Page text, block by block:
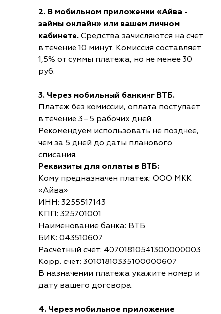
2. В мобильном приложении «Айва -
займы онлайн» или вашем личном
кабинете. Средства зачисляются на счет
в течение 10 минут. Комиссия составляет
1,5% от суммы платежа, но не менее 30
руб.
3. Через мобильный банкинг ВТБ.
Платеж без комиссии, оплата поступает
в течение 3–5 рабочих дней.
Рекомендуем использовать не позднее,
чем за 5 дней до даты планового
списания.
Реквизиты для оплаты в ВТБ:
Кому предназначен платеж: ООО МКК
«Айва»
ИНН: 3255517143
КПП: 325701001
Наименование банка: ВТБ
БИК: 043510607
Расчётный счёт: 40701810541300000003
Корр. счёт: 30101810335100000607
В назначении платежа укажите номер и
дату вашего договора.
4. Через мобильное приложение